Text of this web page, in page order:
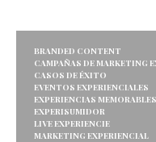
BRANDED CONTENT
CAMPAÑAS DE MARKETING
CASOS DE ÉXITO
EVENTOS EXPERIENCIALES
EXPERIENCIAS MEMORABLES
EXPERISUMIDOR
LIVE EXPERIENCIE
MARKETING EXPERIENCIAL